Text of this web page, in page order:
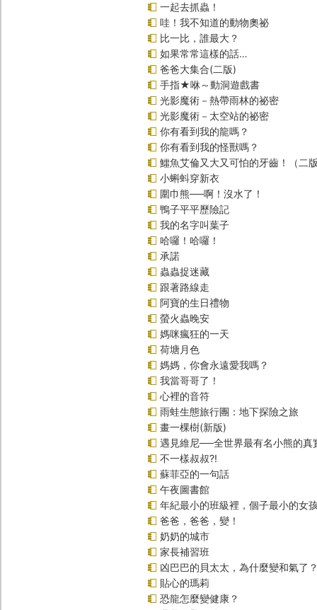
一起去抓蟲！
哇！我不知道的動物奧祕
比一比，誰最大？
如果常常這樣的話…
爸爸大集合(二版)
手指★咻～動洞遊戲書
光影魔術－熱帶雨林的祕密
光影魔術－太空站的祕密
你有看到我的龍嗎？
你有看到我的怪獸嗎？
鱷魚艾倫又大又可怕的牙齒！（二
小蝌蚪穿新衣
圍巾熊──啊！沒水了！
鴨子平平歷險記
我的名字叫葉子
哈囉！哈囉！
承諾
蟲蟲捉迷藏
跟著路線走
阿寶的生日禮物
螢火蟲晚安
媽咪瘋狂的一天
荷塘月色
媽媽，你會永遠愛我嗎？
我當哥哥了！
心裡的音符
雨蛙生態旅行團：地下探險之旅
畫一棵樹(新版)
遇見維尼──全世界最有名小熊的真
不一樣叔叔?!
蘇菲亞的一句話
午夜圖書館
年紀最小的班級裡，個子最小的女
爸爸，爸爸，變！
奶奶的城市
家長補習班
凶巴巴的貝太太，為什麼變和氣了
貼心的瑪莉
恐龍怎麼變健康？